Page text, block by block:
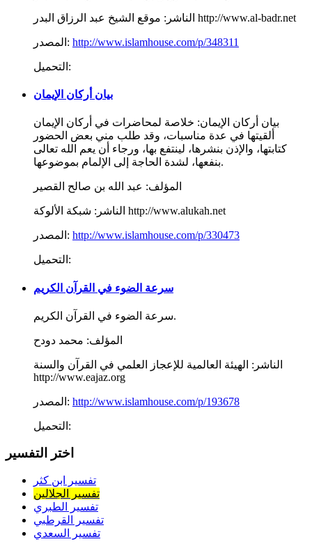
الناشر: موقع الشيخ عبد الرزاق البدر http://www.al-badr.net
المصدر: http://www.islamhouse.com/p/348311
التحميل:
بيان أركان الإيمان
بيان أركان الإيمان: خلاصة لمحاضرات في أركان الإيمان
ألقيتها في عدة مناسبات، وقد طلب مني بعض الحضور
كتابتها، والإذن بنشرها، لينتفع بها، ورجاء أن يعم الله تعالى
بنفعها، لشدة الحاجة إلى الإلمام بموضوعها.
المؤلف: عبد الله بن صالح القصير
الناشر: شبكة الألوكة http://www.alukah.net
المصدر: http://www.islamhouse.com/p/330473
التحميل:
سرعة الضوء في القرآن الكريم
سرعة الضوء في القرآن الكريم.
المؤلف: محمد دودح
الناشر: الهيئة العالمية للإعجاز العلمي في القرآن والسنة
http://www.eajaz.org
المصدر: http://www.islamhouse.com/p/193678
التحميل:
اختر التفسير
تفسير ابن كثر
تفسير الجلالين
تفسير الطبري
تفسير القرطبي
تفسير السعدي